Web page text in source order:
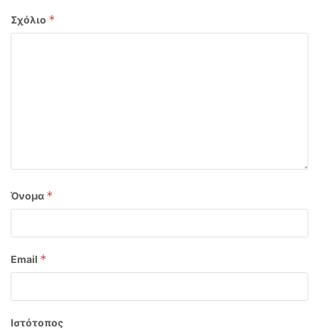
Σχόλιο *
Όνομα *
Email *
Ιστότοπος